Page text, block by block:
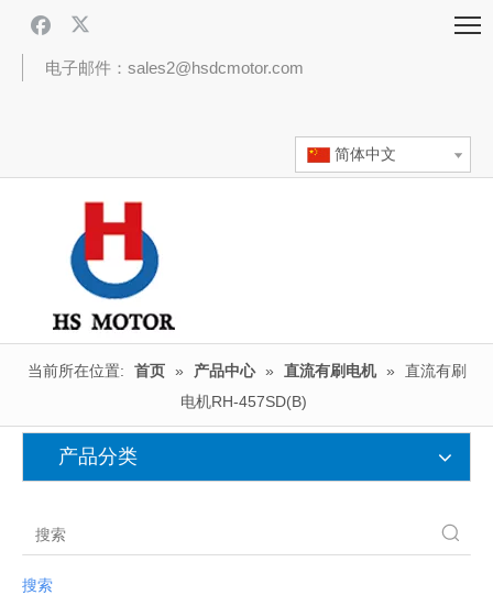
电子邮件：sales2@hsdcmotor.com
简体中文
当前所在位置: 首页 » 产品中心 » 直流有刷电机 »
直流有刷
电机RH-457SD(B)
产品分类
搜索